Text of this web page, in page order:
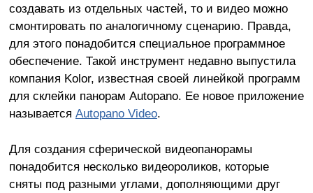
создавать из отдельных частей, то и видео можно
смонтировать по аналогичному сценарию. Правда,
для этого понадобится специальное программное
обеспечение. Такой инструмент недавно выпустила
компания Kolor, известная своей линейкой программ
для склейки панорам Autopano. Ее новое приложение
называется Autopano Video.
Для создания сферической видеопанорамы
понадобится несколько видеороликов, которые
сняты под разными углами, дополняющими друг